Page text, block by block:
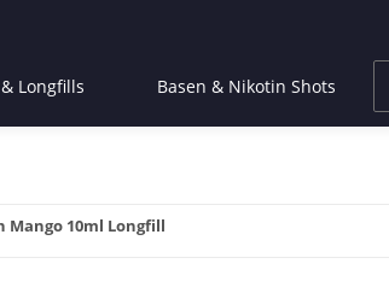
Longfills Basen & Nikotin Shots
Mango 10ml Longfill